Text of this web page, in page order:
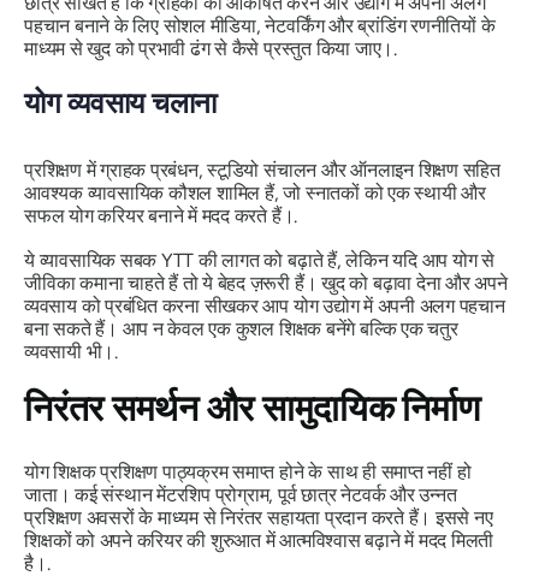
पहचान बनाने के लिए सोशल मीडिया, नेटवर्किंग और ब्रांडिंग रणनीतियों के
माध्यम से खुद को प्रभावी ढंग से कैसे प्रस्तुत किया जाए।.
योग व्यवसाय चलाना
प्रशिक्षण में ग्राहक प्रबंधन, स्टूडियो संचालन और ऑनलाइन शिक्षण सहित
आवश्यक व्यावसायिक कौशल शामिल हैं, जो स्नातकों को एक स्थायी और
सफल योग करियर बनाने में मदद करते हैं।.
ये व्यावसायिक सबक YTT की लागत को बढ़ाते हैं, लेकिन यदि आप योग से
जीविका कमाना चाहते हैं तो ये बेहद ज़रूरी हैं। खुद को बढ़ावा देना और अपने
व्यवसाय को प्रबंधित करना सीखकर आप योग उद्योग में अपनी अलग पहचान
बना सकते हैं। आप न केवल एक कुशल शिक्षक बनेंगे बल्कि एक चतुर
व्यवसायी भी।.
निरंतर समर्थन और सामुदायिक निर्माण
योग शिक्षक प्रशिक्षण पाठ्यक्रम समाप्त होने के साथ ही समाप्त नहीं हो
जाता। कई संस्थान मेंटरशिप प्रोग्राम, पूर्व छात्र नेटवर्क और उन्नत
प्रशिक्षण अवसरों के माध्यम से निरंतर सहायता प्रदान करते हैं। इससे नए
शिक्षकों को अपने करियर की शुरुआत में आत्मविश्वास बढ़ाने में मदद मिलती
है।.